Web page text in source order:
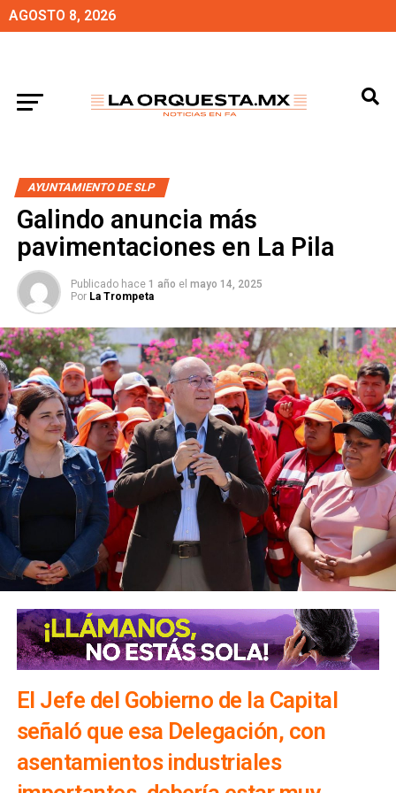
AGOSTO 8, 2026
AYUNTAMIENTO DE SLP
Galindo anuncia más
pavimentaciones en La Pila
Publicado hace 1 año el mayo 14, 2025
Por La Trompeta
El Jefe del Gobierno de la Capital
señaló que esa Delegación, con
asentamientos industriales